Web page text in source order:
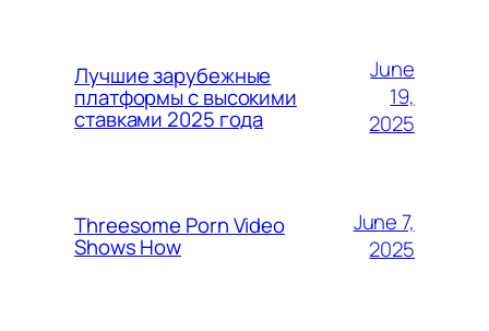
Лучшие зарубежные
платформы с высокими
ставками 2025 года
June
19,
2025
Threesome Porn Video
Shows How
June 7,
2025